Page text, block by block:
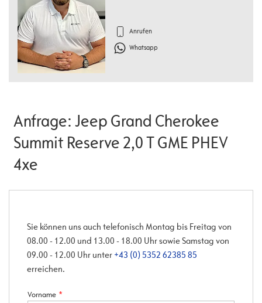
Anrufen
Whatsapp
Anfrage: Jeep Grand Cherokee
Summit Reserve 2,0 T GME PHEV
4xe
Sie können uns auch telefonisch Montag bis Freitag von
08.00 - 12.00 und 13.00 - 18.00 Uhr sowie Samstag von
09.00 - 12.00 Uhr unter +43 (0) 5352 62385 85
erreichen.